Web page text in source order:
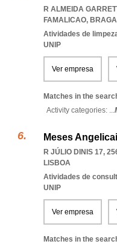
R ALMEIDA
FAMALICAO, BRAGA
Atividades de
UNIP
Ver empresa
Matches in the
Activity categories: ...
Meses
R JÚLIO DINIS 17,
LISBOA
Atividades de
UNIP
Ver empresa
Matches in the